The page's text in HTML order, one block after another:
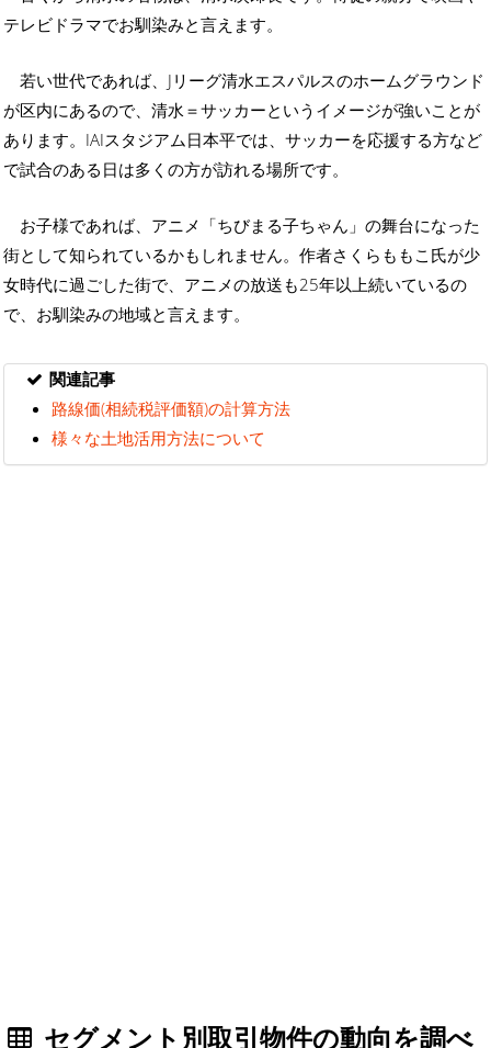
テレビドラマでお馴染みと言えます。
若い世代であれば、Jリーグ清水エスパルスのホームグラウンド
が区内にあるので、清水＝サッカーというイメージが強いことが
あります。IAIスタジアム日本平では、サッカーを応援する方など
で試合のある日は多くの方が訪れる場所です。
お子様であれば、アニメ「ちびまる子ちゃん」の舞台になった
街として知られているかもしれません。作者さくらももこ氏が少
女時代に過ごした街で、アニメの放送も25年以上続いているの
で、お馴染みの地域と言えます。
関連記事
路線価(相続税評価額)の計算方法
様々な土地活用方法について
セグメント別取引物件の動向を調べ